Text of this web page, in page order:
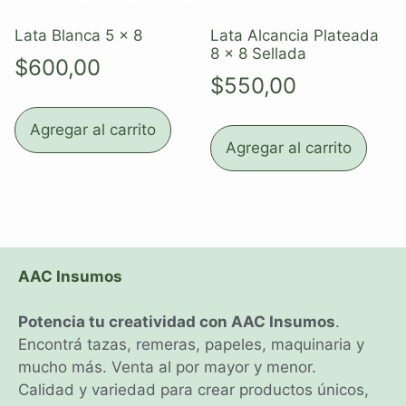
Lata Blanca 5 x 8
$600,00
Agregar al carrito
Lata Alcancia Plateada
8 x 8 Sellada
$550,00
Agregar al carrito
AAC Insumos
Potencia tu creatividad con AAC Insumos.
Encontrá tazas, remeras, papeles, maquinaria y
mucho más. Venta al por mayor y menor.
Calidad y variedad para crear productos únicos,